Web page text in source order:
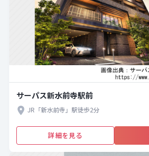
サーパス新水前寺駅前
JR「新水前寺」駅徒歩2分
詳細を見る